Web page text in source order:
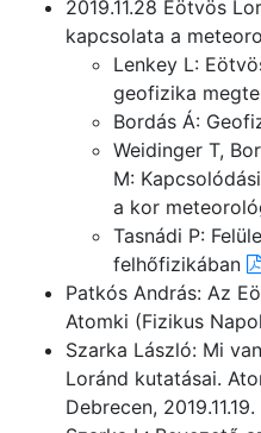
2019.11.28 Eötvös
kapcsolata a
Lenkey L:
geofizika
Bordás Á:
Weidinger T,
M:
a kor
Tasnádi P:
felhőfizikában
Patkós András: Az
Atomki (Fizikus
Szarka László: Mi
Loránd kutatásai.
Debrecen, 2019.11.19.